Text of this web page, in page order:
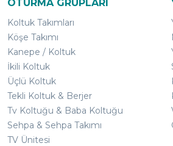
OTURMA GRUPLARI
Koltuk Takımları
Köşe Takımı
Kanepe / Koltuk
İkili Koltuk
Üçlü Koltuk
Tekli Koltuk & Berjer
Tv Koltuğu & Baba Koltuğu
Sehpa & Sehpa Takımı
TV Ünitesi